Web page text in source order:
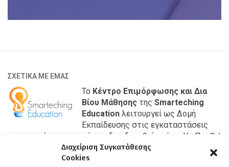
Διαχείριση Συγκατάθεσης
Cookies
ΣΧΕΤΙΚΑ ΜΕ ΕΜΑΣ
Το Κέντρο Επιμόρφωσης και Δια
Βίου Μάθησης της Smarteching
Education λειτουργεί ως Δομή
Εκπαίδευσης στις εγκαταστάσεις
της εταιρίας μας και έχει αδειοδοτηθεί από το Υπ.Παι.Θ./
Γενική Γραμματεία Επαγγελματικής Εκπαίδευσης,
Κατάρτισης και Δια Βίου Μάθησης με κωδικό 201069353.